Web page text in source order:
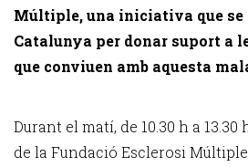
Múltiple, una iniciativa que se
Catalunya per donar suport a
que conviuen amb aquesta
Durant el matí, de 10.30 h a
de la Fundació Esclerosi